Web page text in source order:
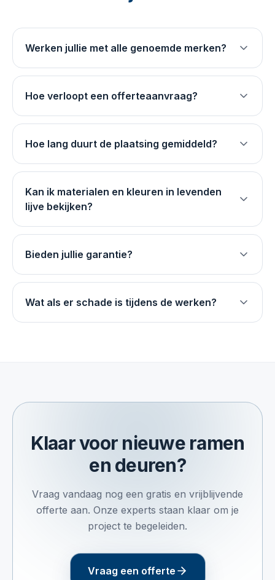
Werken jullie met alle genoemde merken?
Hoe verloopt een offerteaanvraag?
Hoe lang duurt de plaatsing gemiddeld?
Kan ik materialen en kleuren in levenden
lijve bekijken?
Bieden jullie garantie?
Wat als er schade is tijdens de werken?
Klaar voor nieuwe ramen
en deuren?
Vraag vandaag nog een gratis en vrijblijvende
offerte aan. Onze experts staan klaar om je
project te begeleiden.
Vraag een offerte